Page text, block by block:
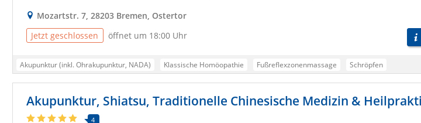
Mozartstr. 7, 28203 Bremen, Ostertor
Jetzt geschlossen
öffnet um 18:00 Uhr
Akupunktur (inkl. Ohrakupunktur, NADA) Klassische Homöopathie Fußreflexzonenmassage
Schröpfen
Ganzheitliche Schmerztherapie
Raucherentwöhnung (Akupunktur/Homöopathie) Darmsanierung
Bachblüten-
Energiearbeit / Chakra- und Aurareinigung
Spirituelle Lebensberatung / Coaching
Frauenheilkunde (TCM-unterstützt)
Meditation, Qigong und Retreats
4